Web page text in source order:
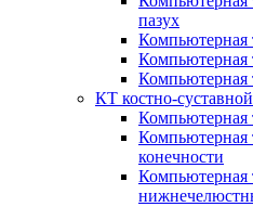
пазух
Компьютерная
Компьютерная
Компьютерная
КТ костно-
Компьютерная
Компьютерная
конечности
Компьютерная